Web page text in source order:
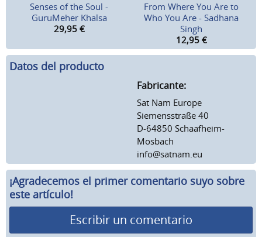
Senses of the Soul -
GuruMeher Khalsa
29,95 €
From Where You Are to
Who You Are - Sadhana
Singh
12,95 €
Datos del producto
Fabricante:
Sat Nam Europe
Siemensstraße 40
D-64850 Schaafheim-
Mosbach
info@satnam.eu
¡Agradecemos el primer comentario suyo sobre
este artículo!
Escribir un comentario